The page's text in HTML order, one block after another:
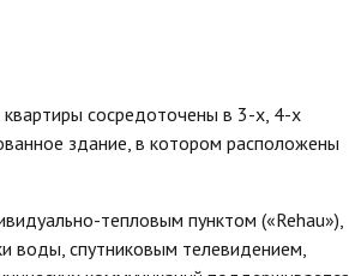
сосредоточены в 3-х, 4-х
здание, в котором расположены
тепловым пунктом («Rehau»),
воды, спутниковым телевидением,